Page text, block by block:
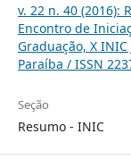
v. 22 n. 40 (2016):
Encontro de
Graduação, X
Paraíba / ISSN
Seção
Resumo - INIC